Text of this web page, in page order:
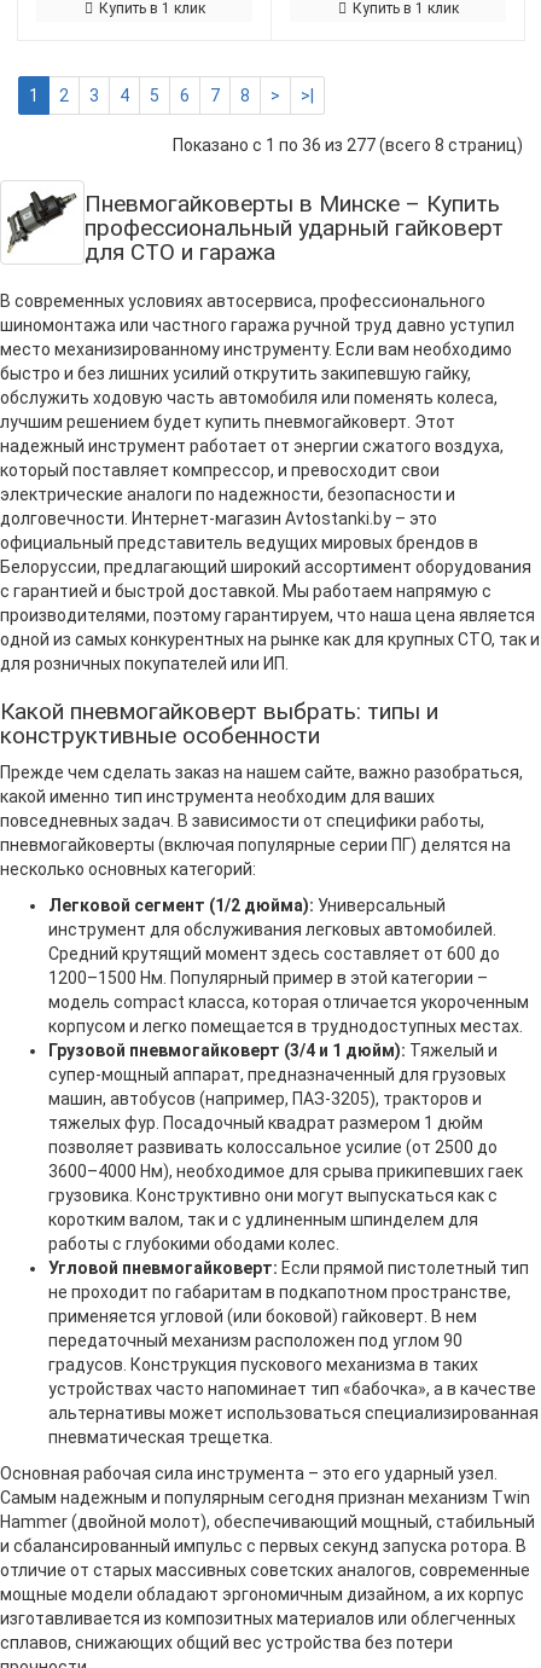
Купить в 1 клик Купить в 1 клик
1 2 3 4 5 6 7 8 > >|
Показано с 1 по 36 из 277 (всего 8 страниц)
Пневмогайковерты в Минске – Купить
профессиональный ударный гайковерт
для СТО и гаража
В современных условиях автосервиса, профессионального
шиномонтажа или частного гаража ручной труд давно уступил
место механизированному инструменту. Если вам необходимо
быстро и без лишних усилий открутить закипевшую гайку,
обслужить ходовую часть автомобиля или поменять колеса,
лучшим решением будет купить пневмогайковерт. Этот
надежный инструмент работает от энергии сжатого воздуха,
который поставляет компрессор, и превосходит свои
электрические аналоги по надежности, безопасности и
долговечности. Интернет-магазин Avtostanki.by – это
официальный представитель ведущих мировых брендов в
Белоруссии, предлагающий широкий ассортимент оборудования
с гарантией и быстрой доставкой. Мы работаем напрямую с
производителями, поэтому гарантируем, что наша цена является
одной из самых конкурентных на рынке как для крупных СТО, так и
для розничных покупателей или ИП.
Какой пневмогайковерт выбрать: типы и
конструктивные особенности
Прежде чем сделать заказ на нашем сайте, важно разобраться,
какой именно тип инструмента необходим для ваших
повседневных задач. В зависимости от специфики работы,
пневмогайковерты (включая популярные серии ПГ) делятся на
несколько основных категорий:
Легковой сегмент (1/2 дюйма): Универсальный
инструмент для обслуживания легковых автомобилей.
Средний крутящий момент здесь составляет от 600 до
1200–1500 Нм. Популярный пример в этой категории –
модель compact класса, которая отличается укороченным
корпусом и легко помещается в труднодоступных местах.
Грузовой пневмогайковерт (3/4 и 1 дюйм): Тяжелый и
супер-мощный аппарат, предназначенный для грузовых
машин, автобусов (например, ПАЗ-3205), тракторов и
тяжелых фур. Посадочный квадрат размером 1 дюйм
позволяет развивать колоссальное усилие (от 2500 до
3600–4000 Нм), необходимое для срыва прикипевших гаек
грузовика. Конструктивно они могут выпускаться как с
коротким валом, так и с удлиненным шпинделем для
работы с глубокими ободами колес.
Угловой пневмогайковерт: Если прямой пистолетный тип
не проходит по габаритам в подкапотном пространстве,
применяется угловой (или боковой) гайковерт. В нем
передаточный механизм расположен под углом 90
градусов. Конструкция пускового механизма в таких
устройствах часто напоминает тип «бабочка», а в качестве
альтернативы может использоваться специализированная
пневматическая трещетка.
Основная рабочая сила инструмента – это его ударный узел.
Самым надежным и популярным сегодня признан механизм Twin
Hammer (двойной молот), обеспечивающий мощный, стабильный
и сбалансированный импульс с первых секунд запуска ротора. В
отличие от старых массивных советских аналогов, современные
мощные модели обладают эргономичным дизайном, а их корпус
изготавливается из композитных материалов или облегченных
сплавов, снижающих общий вес устройства без потери